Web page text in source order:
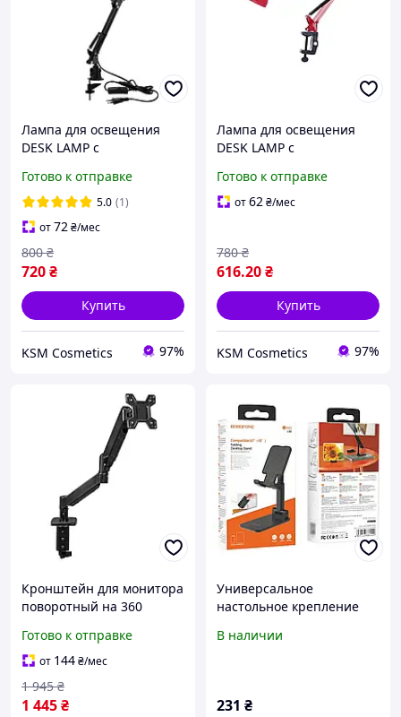
Лампа для освещения
DESK LAMP с
креплением к столу, цвет:
черный
Готово к отправке
5.0 (1)
от72₴/мес
720₴
800 ₴
Купить
KSM Cosmetics 97%
Лампа для освещения
DESK LAMP с
креплением к столу, цвет:
красный
Готово к отправке
от62₴/мес
616.20₴
780 ₴
Купить
KSM Cosmetics 97%
Кронштейн для монитора
поворотный на 360
под экран компютера
m252 Регулируемые
крепление с
регулировкой
Готово к отправке
от 144₴/мес
1 445₴
1 945 ₴
Универсальное
настольное крепление
Borofone BH42 Lite Star с
В наличии
231 ₴